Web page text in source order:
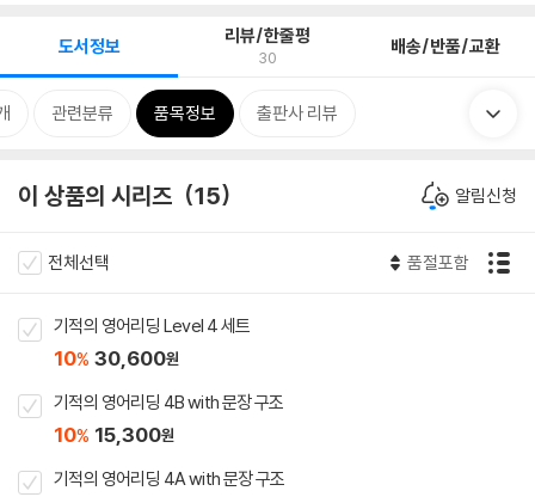
도서정보 리뷰/한줄평
30 배송/반품/교환
관련분류 품목정보 출판사 리뷰
이 상품의 시리즈 15 알림신청
전체선택 품절포함
기적의 영어리딩 Level 4 세트
10% 30,600원
기적의 영어리딩 4B with 문장 구조
10% 15,300원
기적의 영어리딩 4A with 문장 구조